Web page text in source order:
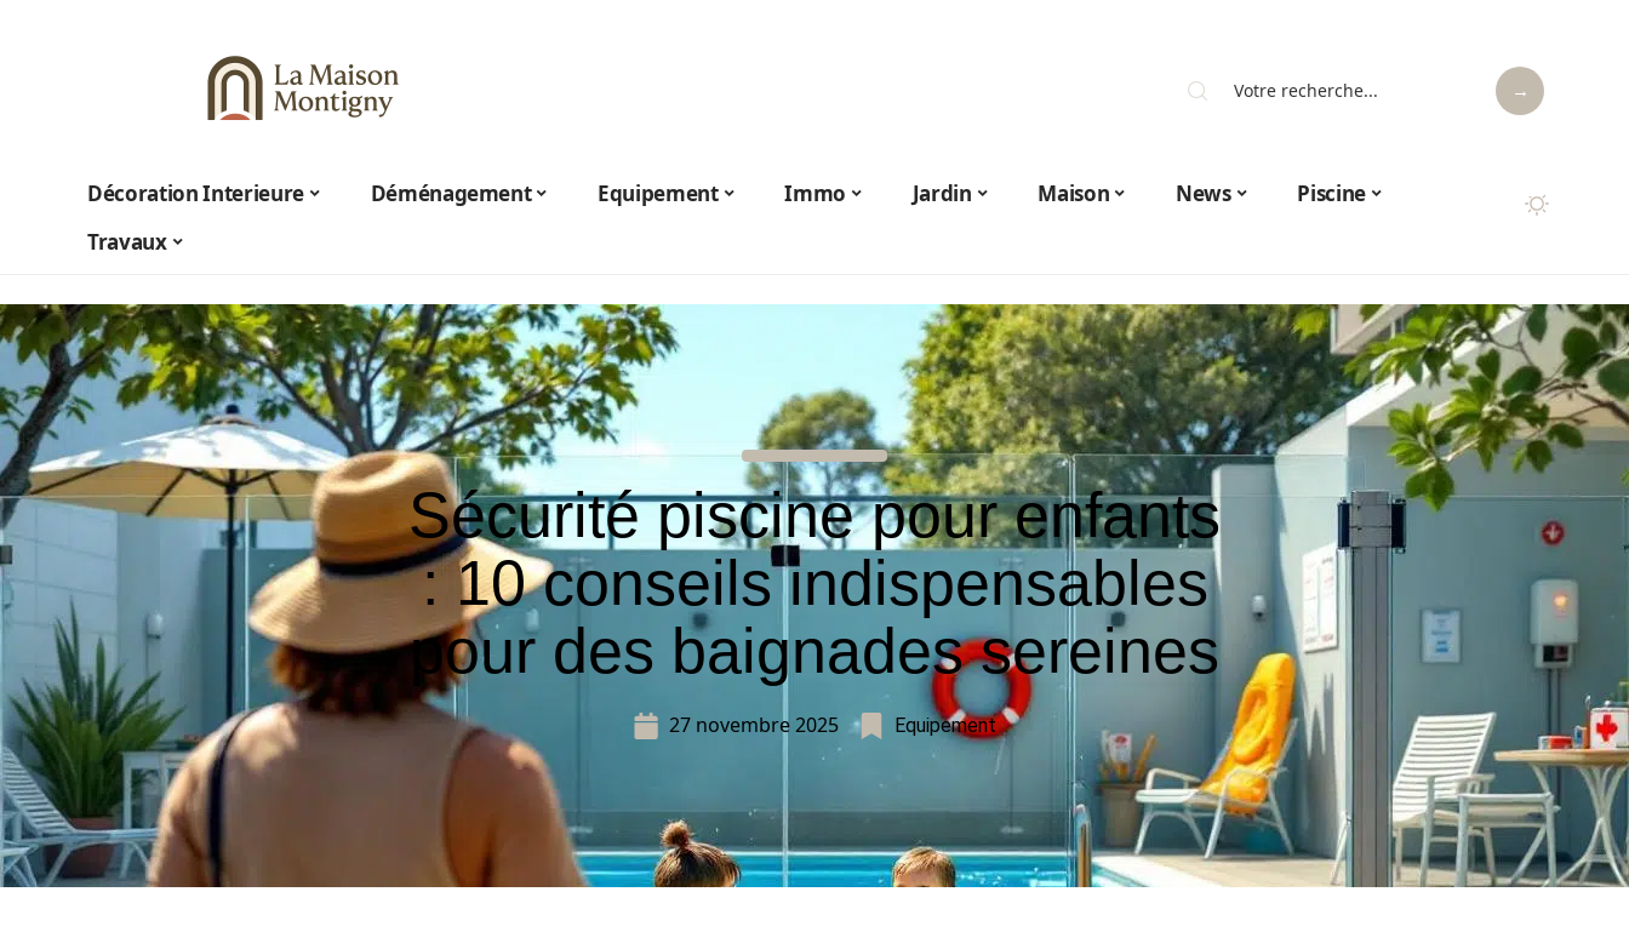
Décoration Interieure Déménagement Equipement Immo Jardin Maison News
Piscine
Travaux
Sécurité piscine pour enfants
: 10 conseils indispensables
pour des baignades sereines
27 novembre 2025 Equipement